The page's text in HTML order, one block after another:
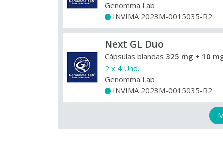
Genomma Lab
INVIMA 2023M-0015035-R2
Next GL Duo
Cápsulas blandas 325 mg + 10
2 x 4 Und.
Genomma Lab
INVIMA 2023M-0015035-R2